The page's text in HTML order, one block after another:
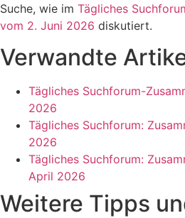
Suche, wie im Tägliches
vom 2. Juni 2026 diskutiert.
Verwandte
Tägliches Suchforum-
2026
Tägliches Suchforum:
2026
Tägliches Suchforum:
April 2026
Weitere Tipps